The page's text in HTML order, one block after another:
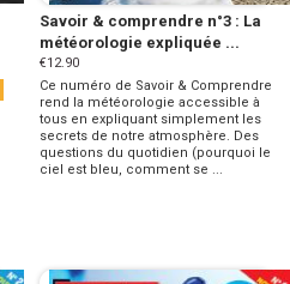
Savoir & comprendre n°3 : La
météorologie expliquée ...
€12.90
Ce numéro de Savoir & Comprendre
rend la météorologie accessible à
tous en expliquant simplement les
secrets de notre atmosphère. Des
questions du quotidien (pourquoi le
ciel est bleu, comment se ...